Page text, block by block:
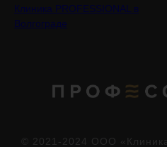
Клиника PROFESSIONAL в
Волгограде
© 2021-2024 ООО